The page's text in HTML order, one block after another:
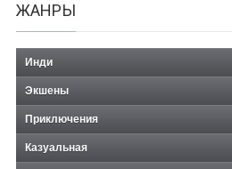
ЖАНРЫ
Инди
Экшены
Приключения
Казуальная